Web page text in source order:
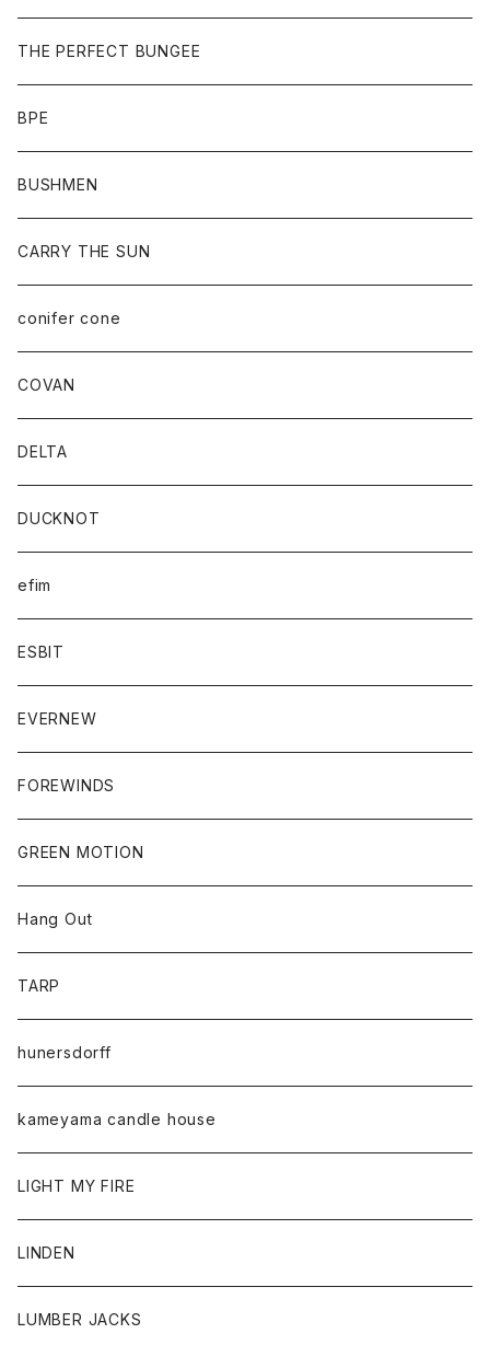
THE PERFECT BUNGEE
BPE
BUSHMEN
CARRY THE SUN
conifer cone
COVAN
DELTA
DUCKNOT
efim
ESBIT
EVERNEW
FOREWINDS
GREEN MOTION
Hang Out
TARP
hunersdorff
kameyama candle house
LIGHT MY FIRE
LINDEN
LUMBER JACKS